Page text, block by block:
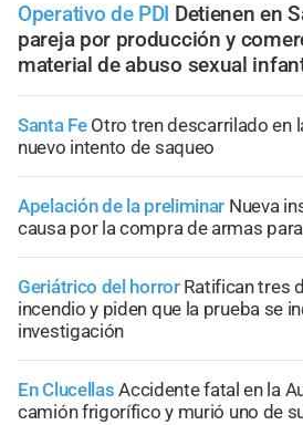
Operativo de PDI Detienen en
pareja por producción y
material de abuso sexual
Santa Fe Otro tren descarrilado en
nuevo intento de saqueo
Apelación de la preliminar Nueva
causa por la compra de armas
Geriátrico del horror Ratifican tres
incendio y piden que la prueba se
investigación
En Clucellas Accidente fatal en la
camión frigorífico y murió uno de